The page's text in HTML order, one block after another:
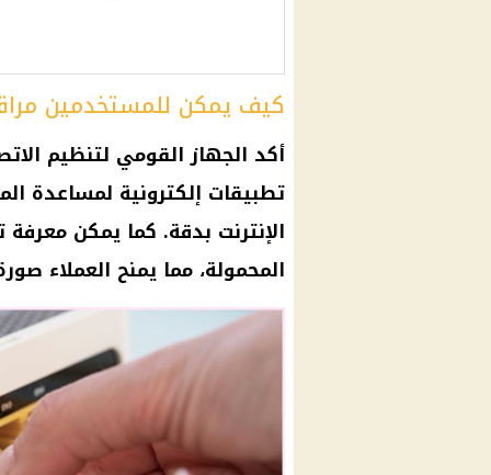
كيف يمكن للمستخدمين
أكد الجهاز القومي لتنظيم
تطبيقات إلكترونية لمساعدة
الإنترنت بدقة. كما يمكن معرفة
المحمولة، مما يمنح العملاء